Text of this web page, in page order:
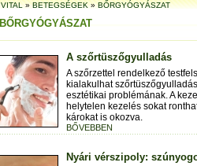
VITAL»BETEGSÉGEK»BŐRGYÓGYÁSZAT
BŐRGYÓGYÁSZAT
A szőrtüszőgyulladás
A szőrzettel rendelkező
kialakulhat
esztétikai problémának. A
helytelen kezelés sokat
károkat is okozva.
BŐVEBBEN
Nyári vérszipoly: